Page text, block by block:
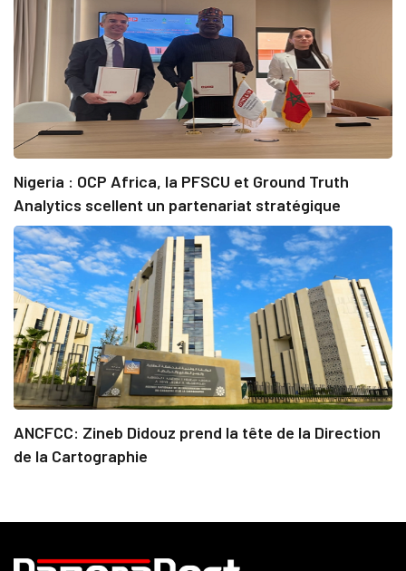
Nigeria : OCP Africa, la PFSCU et Ground Truth
Analytics scellent un partenariat stratégique
ANCFCC: Zineb Didouz prend la tête de la Direction
de la Cartographie